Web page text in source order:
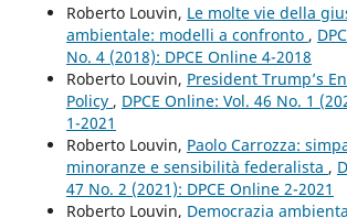
Roberto Louvin, Le molte vie della
ambientale: modelli a confronto ,
No. 4 (2018): DPCE Online 4-2018
Roberto Louvin, President Trump’s
Policy , DPCE Online: Vol. 46 No. 1
1-2021
Roberto Louvin, Paolo Carrozza:
minoranze e sensibilità federalista ,
47 No. 2 (2021): DPCE Online 2-2021
Roberto Louvin, Democrazia